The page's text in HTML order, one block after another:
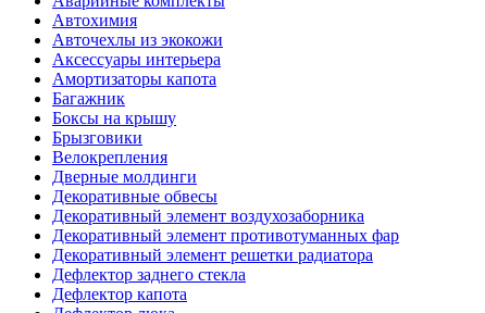
Автохимия
Авточехлы из экокожи
Аксессуары интерьера
Амортизаторы капота
Багажник
Боксы на крышу
Брызговики
Велокрепления
Дверные молдинги
Декоративные обвесы
Декоративный элемент воздухозаборника
Декоративный элемент противотуманных фар
Декоративный элемент решетки радиатора
Дефлектор заднего стекла
Дефлектор капота